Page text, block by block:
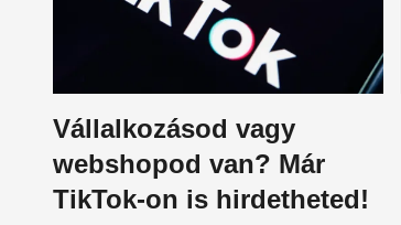
Vállalkozásod vagy
webshopod van? Már
TikTok-on is hirdetheted!